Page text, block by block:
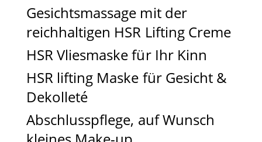
Gesichtsmassage mit der
reichhaltigen HSR Lifting Creme
HSR Vliesmaske für Ihr Kinn
HSR lifting Maske für Gesicht &
Dekolleté
Abschlusspflege, auf Wunsch